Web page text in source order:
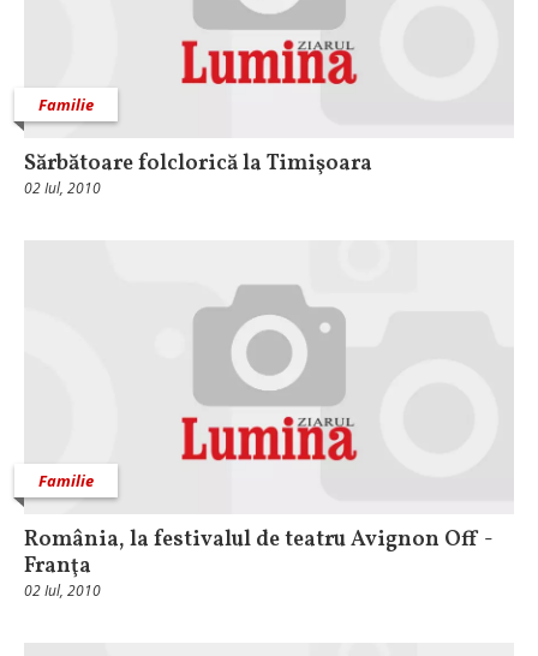
Familie
Sărbătoare folclorică la Timişoara
02 Iul, 2010
Familie
România, la festivalul de teatru Avignon Off -
Franţa
02 Iul, 2010